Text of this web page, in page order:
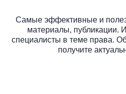
Самые эффективные и
материалы, публикации.
специалисты в теме права.
получите